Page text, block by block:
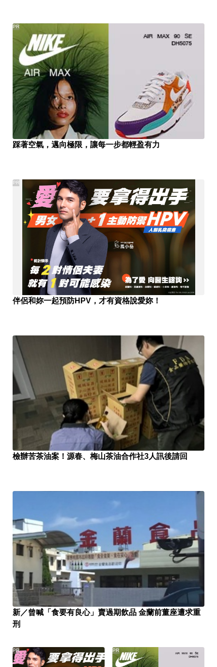
踩著空氣，邁向極限，讓每一步都輕盈有力
PR
伴侶和妳一起預防HPV，才有資格說愛妳！
PR
檢辦苦茶油案！源春、梅山茶油合作社3人訊後請回
新／曾喊「食要有良心」賣過期飲品 金蘭前董座遭求重
刑
PR PR